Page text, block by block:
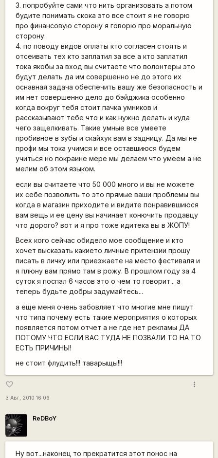
3. попробуйте сами что нить организовать а потом
будите понимать скока это все стоит я не говорю
про финансовую сторону я говорю про моральную
сторону.
4. по поводу видов оплаты кто согласен стоять и
отсеивать тех кто заплатил за все а кто заплатил
тока якобы за вход вы считаете что волонтеры это
будут делать да им совершенно не до этого их
оснавная задача обеспечить вашу же безопасность и
им нет совершенно дело до бэйджика особенно
когда вокруг тебя стоит пачка умников и
рассказывают тебе что и как нужно делать и куда
чего защелкивать. Такие умные все умеете
пробивное в зубы и скайхук вам в задницу. Да мы не
профи мы тока учимся и все оставшиюся будем
учиться но покраине мере мы делаем что умеем а не
мелим об этом языком.
если вы считаете что 50 000 много и вы не можете
их себе позволить то это прямые ваши проблемы вы
когда в магазин приходите и видите понравившиюся
вам вещь и ее цену вы начинает конючить продавцу
что дорого? вот и я про тоже идитека вы в ЖОПУ!
Всех кого сейчас обидело мое сообщение и кто
хочет высказать какието личные притензии прошу
писать в личку или приезжаете на место фестиваля и
я плюну вам прямо там в рожу. В прошлом году за 4
суток я поспал 6 часов это о чем то говорит... а
теперь будьте добры задумайтесь...
а еще меня очень забовляет что многие мне пишут
что типа почему есть такие мероприятия о которых
появляется потом отчет а не где нет рекламы ДА
ПОТОМУ ЧТО ЕСЛИ ВАС ТУДА НЕ ПОЗВАЛИ ТО НА ТО
ЕСТЬ ПРИЧИНЫ!
не стоит флудить!!! таварыщы!!!
favorite_border
3 Авг, 2010 16:06
more_vert
ReDBoY
Ну вот...наконец то прекратится этот понос на